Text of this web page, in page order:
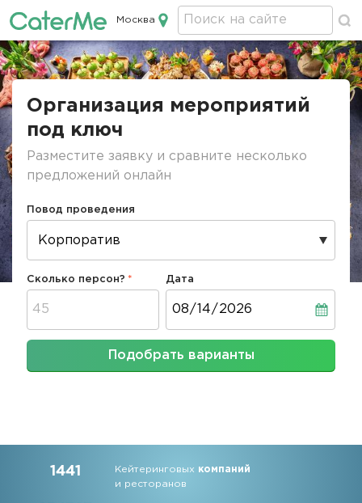
Кейтеринг в Москве
Москва
Строка
Организация мероприятий
под ключ
Разместите заявку и сравните несколько
предложений онлайн
Повод проведения
Сколько персон? Дата
Подобрать варианты
1441 Кейтеринговых компаний
и ресторанов